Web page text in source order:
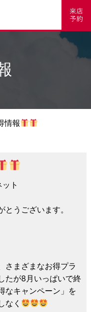
情報
ト
うございます。
さまざまなお得プラ
たが8月いっぱいで終
なキャンペーン」を
なく